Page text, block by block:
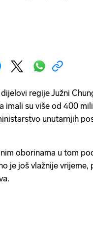
regije Južni
imali su više od 400
unutarnjih
oborinama u tom
je još vlažnije vrijeme,